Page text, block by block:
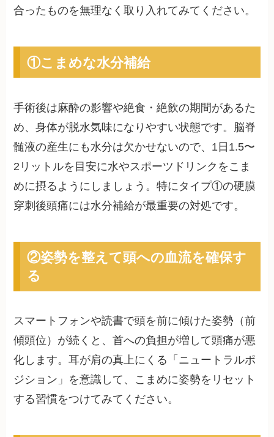
合ったものを無理なく取り入れてみてください。
①こまめな水分補給
手術後は麻酔の影響や絶食・絶飲の期間があるた
め、身体が脱水気味になりやすい状態です。脳脊
髄液の産生にも水分は欠かせないので、1日1.5〜
2リットルを目安に水やスポーツドリンクをこま
めに摂るようにしましょう。特にタイプ①の硬膜
穿刺後頭痛には水分補給が最重要の対処です。
②姿勢を整えて頭への血流を確保す
る
スマートフォンや読書で頭を前に傾けた姿勢（前
傾頭位）が続くと、首への負担が増して頭痛が悪
化します。耳が肩の真上にくる「ニュートラルポ
ジション」を意識して、こまめに姿勢をリセット
する習慣をつけてみてください。